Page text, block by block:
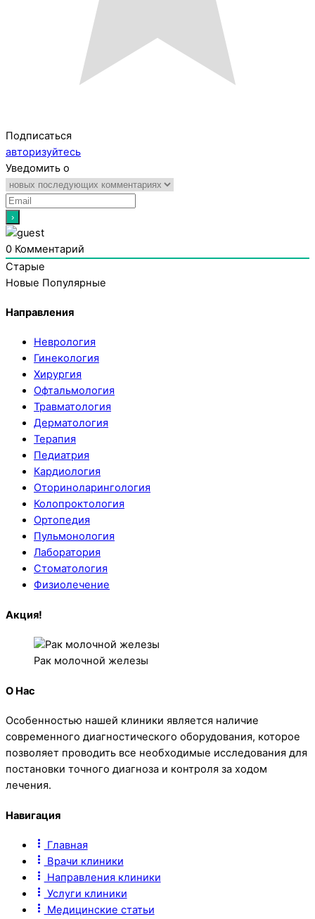
Подписаться
авторизуйтесь
Уведомить о
0 Комментарий
Старые
Новые Популярные
Направления
Неврология
Гинекология
Хирургия
Офтальмология
Травматология
Дерматология
Терапия
Педиатрия
Кардиология
Оториноларингология
Колопроктология
Ортопедия
Пульмонология
Лаборатория
Стоматология
Физиолечение
Акция!
Рак молочной железы
О Нас
Особенностью нашей клиники является наличие
современного диагностического оборудования, которое
позволяет проводить все необходимые исследования для
постановки точного диагноза и контроля за ходом
лечения.
Навигация
Главная
Врачи клиники
Направления клиники
Услуги клиники
Медицинские статьи